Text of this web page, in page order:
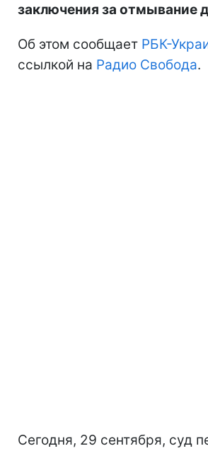
заключения за отмывание
Об этом сообщает РБК-
ссылкой на Радио Свобода.
Сегодня, 29 сентября, суд